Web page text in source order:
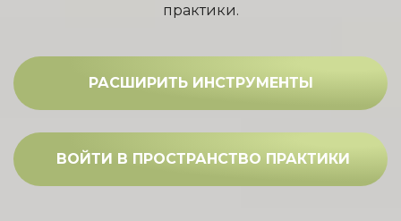
практики.
РАСШИРИТЬ ИНСТРУМЕНТЫ
ВОЙТИ В ПРОСТРАНСТВО ПРАКТИКИ